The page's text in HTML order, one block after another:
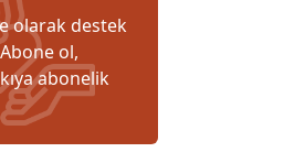
olarak destek
ol,
abonelik